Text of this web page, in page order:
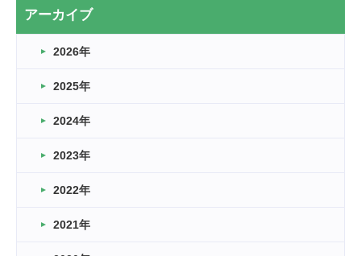
2026.03.20
なぎなた
2026.03.16
車いすバスケとRくんのお話
卒業・卒園の季節★
2026.03.11
緑ケ丘体育館
アーカイブ
2026年
2025年
2024年
2023年
2022年
2021年